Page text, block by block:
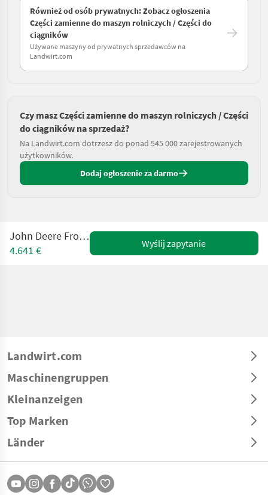
Również od osób prywatnych: Zobacz ogłoszenia
Części zamienne do maszyn rolniczych / Części do
ciągników
Używane maszyny od prywatnych sprzedawców na
Landwirt.com
Czy masz Części zamienne do maszyn rolniczych / Części
do ciągników na sprzedaż?
Na Landwirt.com dotrzesz do ponad 545 000 zarejestrowanych
użytkowników.
Dodaj ogłoszenie za darmo
John Deere Fronthydraulik
4.641 €
Wyślij zapytanie
Landwirt.com
Maschinengruppen
Kleinanzeigen
Top Marken
Länder